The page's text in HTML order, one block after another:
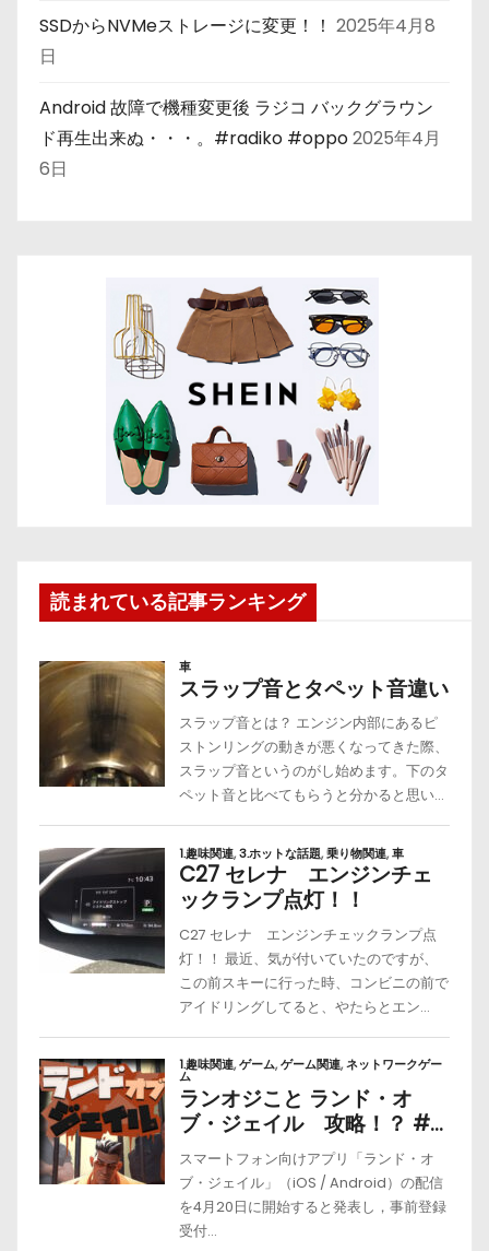
SSDからNVMeストレージに変更！！ 2025年4月8
日
Android 故障で機種変更後 ラジコ バックグラウン
ド再生出来ぬ・・・。#radiko #oppo2025年4月
6日
読まれている記事ランキング